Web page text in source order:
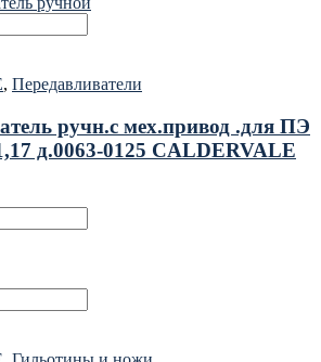
, Передавливатели
ручн.с мех.привод .для ПЭ
д.0063-0125 CALDERVALE